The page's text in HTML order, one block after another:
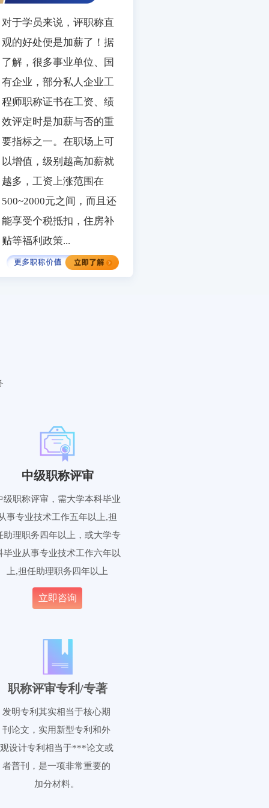
对于学员来说，评职称直
观的好处便是加薪了！据
了解，很多事业单位、国
有企业，部分私人企业工
程师职称证书在工资、绩
效评定时是加薪与否的重
要指标之一。在职场上可
以增值，级别越高加薪就
越多，工资上涨范围在
500~2000元之间，而且还
能享受个税抵扣，住房补
贴等福利政策...
中级职称评审
级职称评审，需大学本科毕业
事专业技术工作五年以上,担
助理职务四年以上，或大学专
毕业从事专业技术工作六年以
上,担任助理职务四年以上
立即咨询
职称评审专利/专著
发明专利其实相当于核心期
刊论文，实用新型专利和外
观设计专利相当于***论文或
者普刊，是一项非常重要的
加分材料。